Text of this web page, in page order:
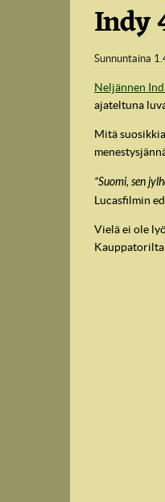
Indy
Sunnuntaina
Neljännen
ajateltuna
Mitä
”Suomi, sen
Lucasfilmin
Vielä ei ole
Kauppatorilta